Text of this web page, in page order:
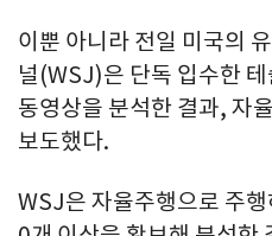
이뿐 아니라 전일 미국의
널(WSJ)은 단독 입수한
동영상을 분석한 결과, 자
보도했다.
WSJ은 자율주행으로 주